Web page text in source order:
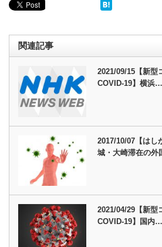
関連記事
2021/09/15【新型
COVID-19】横浜…
2017/10/07【はし
城・大崎滞在の
2021/04/29【新型
COVID-19】国内…